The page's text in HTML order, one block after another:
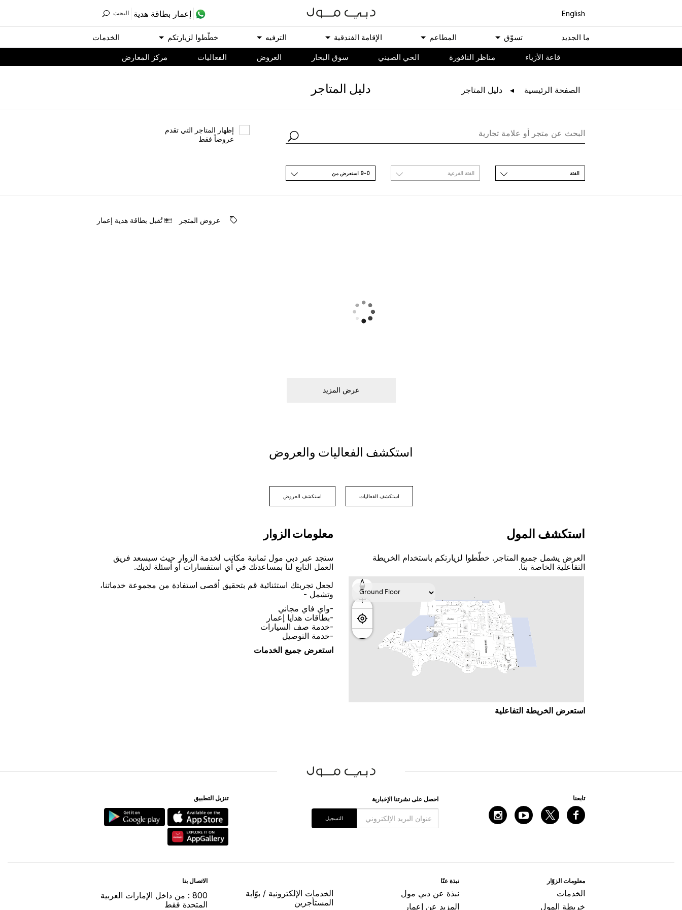
English ﺇﻋﻤﺎﺭ ﺑﻄﺎﻗﺔ ﻫﺪﻳﺔ اﻟﺒﺤﺚ
ﻣﺎ اﻟﺠﺪﻳﺪ ﺗﺴﻮّﻕ اﻟﻤﻄﺎﻋﻢ اﻹﻗﺎﻣﺔ اﻟﻔﻨﺪﻗﻴﺔ اﻟﺘﺮﻓﻴﻪ ﺧﻄّﻄﻮا ﻟﺰﻳﺎﺭﺗﻜﻢ اﻟﺨﺪﻣﺎﺕ
ﻗﺎﻋﺔ اﻷﺯﻳﺎء مناظر النافورة الحي الصيني سوق البحار اﻟﻌﺮﻭﺽ اﻟﻔﻌﺎﻟﻴﺎﺕ مركز المعارض
اﻟﺼﻔﺤﺔ اﻟﺮﺋﻴﺴﻴﺔ ﺩﻟﻴﻞ اﻟﻤﺘﺎﺟﺮ ﺩﻟﻴﻞ اﻟﻤﺘﺎﺟﺮ
ﺇﻇﻬﺎﺭ اﻟﻤﺘﺎﺟﺮ اﻟﺘﻲ ﺗﻘﺪﻡ
ﻋﺮﻭﺿﺎً ﻓﻘﻂ
اﻟﻔﺌﺔ اﻟﻔﺌﺔ اﻟﻔﺮﻋﻴﺔ 9-0 اﺳﺘﻌﺮﺽ ﻣﻦ
ﻋﺮﻭﺽ اﻟﻤﺘﺠﺮ ﺗُﻘﺒﻞ ﺑﻄﺎﻗﺔ ﻫﺪﻳﺔ ﺇﻋﻤﺎﺭ
ﻋﺮﺽ اﻟﻤﺰﻳﺪ
اﺳﺘﻜﺸﻒ اﻟﻔﻌﺎﻟﻴﺎﺕ ﻭاﻟﻌﺮﻭﺽ
اﺳﺘﻜﺸﻒ اﻟﻔﻌﺎﻟﻴﺎﺕ اﺳﺘﻜﺸﻒ اﻟﻌﺮﻭﺽ
اﺳﺘﻜﺸﻒ اﻟﻤﻮﻝ
اﻟﻌﺮﺽ ﻳﺸﻤﻞ ﺟﻤﻴﻊ اﻟﻤﺘﺎﺟﺮ. ﺧﻄّﻄﻮا ﻟﺰﻳﺎﺭﺗﻜﻢ ﺑﺎﺳﺘﺨﺪاﻡ اﻟﺨﺮﻳﻄﺔ
اﻟﺘﻔﺎﻋﻠﻴﺔ اﻟﺨﺎﺻﺔ ﺑﻨﺎ.
اﺳﺘﻌﺮﺽ اﻟﺨﺮﻳﻄﺔ اﻟﺘﻔﺎﻋﻠﻴﺔ
ﻣﻌﻠﻮﻣﺎﺕ اﻟﺰﻭاﺭ
ﺳﺘﺠﺪ ﻋﺒﺮ ﺩﺑﻲ ﻣﻮﻝ ﺛﻤﺎﻧﻴﺔ ﻣﻜﺎﺗﺐ ﻟﺨﺪﻣﺔ اﻟﺰﻭاﺭ ﺣﻴﺚ ﺳﻴﺴﻌﺪ ﻓﺮﻳﻖ
اﻟﻌﻤﻞ اﻟﺘﺎﺑﻊ ﻟﻨﺎ ﺑﻤﺴﺎﻋﺪﺗﻚ ﻓﻲ ﺃﻱ اﺳﺘﻔﺴﺎﺭاﺕ ﺃﻭ ﺃﺳﺌﻠﺔ ﻟﺪﻳﻚ.
ﻟﺠﻌﻞ ﺗﺠﺮﺑﺘﻚ اﺳﺘﺜﻨﺎﺋﻴﺔ ﻗﻢ ﺑﺘﺤﻘﻴﻖ ﺃﻗﺼﻰ اﺳﺘﻔﺎﺩﺓ ﻣﻦ ﻣﺠﻤﻮﻋﺔ ﺧﺪﻣﺎﺗﻨﺎ،
ﻭﺗﺸﻤﻞ -
-ﻭاﻱ ﻓﺎﻱ ﻣﺠﺎﻧﻲ
-ﺑﻄﺎﻗﺎﺕ ﻫﺪاﻳﺎ ﺇﻋﻤﺎﺭ
-ﺧﺪﻣﺔ ﺻﻒ اﻟﺴﻴﺎﺭاﺕ
-ﺧﺪﻣﺔ اﻟﺘﻮﺻﻴﻞ
اﺳﺘﻌﺮﺽ ﺟﻤﻴﻊ اﻟﺨﺪﻣﺎﺕ
ﺗﺎﺑﻌﻨﺎ اﺣﺼﻞ ﻋﻠﻰ ﻧﺸﺮﺗﻨﺎ اﻹﺧﺒﺎﺭﻳﺔ
اﻟﺘﺴﺠﻴﻞ
ﺗﻨﺰﻳﻞ اﻟﺘﻄﺒﻴﻖ
ﻣﻌﻠﻮﻣﺎﺕ اﻟﺰﻭّاﺭ
اﻟﺨﺪﻣﺎﺕ
ﺧﺮﻳﻄﺔ اﻟﻤﻮﻝ
ﻧﺒﺬﺓ ﻋﻨّﺎ
ﻧﺒﺬﺓ ﻋﻦ ﺩﺑﻲ ﻣﻮﻝ
المزيد عن إعمار
اﻟﺨﺪﻣﺎﺕ اﻹﻟﻜﺘﺮﻭﻧﻴﺔ / ﺑﻮّاﺑﺔ
اﻟﻤﺴﺘﺄﺟﺮﻳﻦ
اﻻﺗﺼﺎﻝ ﺑﻨﺎ
800 : ﻣﻦ ﺩاﺧﻞ اﻹﻣﺎﺭاﺕ اﻟﻌﺮﺑﻴﺔ
اﻟﻤﺘﺤﺪﺓ ﻓﻘﻂ